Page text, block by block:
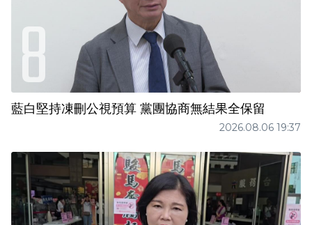
藍白堅持凍刪公視預算 黨團協商無結果全保留
2026.08.06 19:37